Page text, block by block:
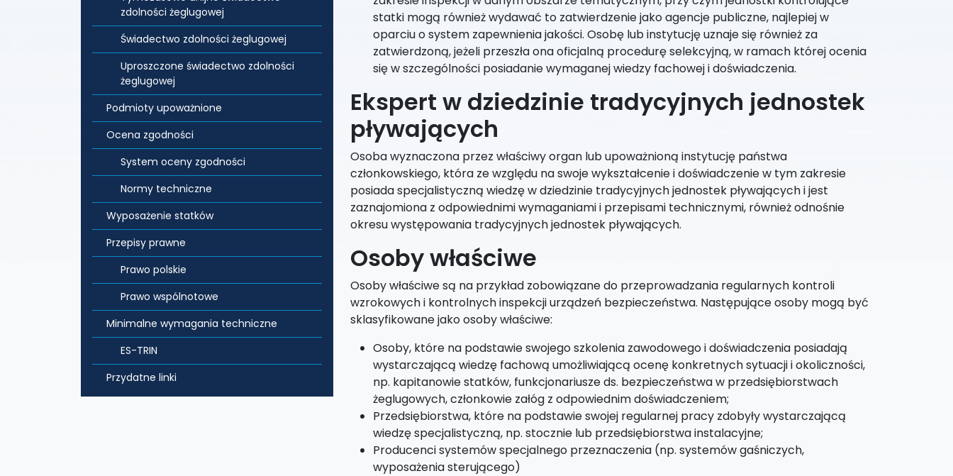
statki mogą również wydawać to zatwierdzenie jako agencje publiczne, najlepiej w
oparciu o system zapewnienia jakości. Osobę lub instytucję uznaje się również za
zatwierdzoną, jeżeli przeszła ona oficjalną procedurę selekcyjną, w ramach której ocenia
się w szczególności posiadanie wymaganej wiedzy fachowej i doświadczenia.
Ekspert w dziedzinie tradycyjnych jednostek
pływających
Osoba wyznaczona przez właściwy organ lub upoważnioną instytucję państwa
członkowskiego, która ze względu na swoje wykształcenie i doświadczenie w tym zakresie
posiada specjalistyczną wiedzę w dziedzinie tradycyjnych jednostek pływających i jest
zaznajomiona z odpowiednimi wymaganiami i przepisami technicznymi, również odnośnie
okresu występowania tradycyjnych jednostek pływających.
Osoby właściwe
Osoby właściwe są na przykład zobowiązane do przeprowadzania regularnych kontroli
wzrokowych i kontrolnych inspekcji urządzeń bezpieczeństwa. Następujące osoby mogą być
sklasyfikowane jako osoby właściwe:
Osoby, które na podstawie swojego szkolenia zawodowego i doświadczenia posiadają
wystarczającą wiedzę fachową umożliwiającą ocenę konkretnych sytuacji i okoliczności,
np. kapitanowie statków, funkcjonariusze ds. bezpieczeństwa w przedsiębiorstwach
żeglugowych, członkowie załóg z odpowiednim doświadczeniem;
Przedsiębiorstwa, które na podstawie swojej regularnej pracy zdobyły wystarczającą
wiedzę specjalistyczną, np. stocznie lub przedsiębiorstwa instalacyjne;
Producenci systemów specjalnego przeznaczenia (np. systemów gaśniczych,
wyposażenia sterującego)
zdolności żeglugowej
Świadectwo zdolności żeglugowej
Uproszczone świadectwo zdolności
żeglugowej
Podmioty upoważnione
Ocena zgodności
System oceny zgodności
Normy techniczne
Wyposażenie statków
Przepisy prawne
Prawo polskie
Prawo wspólnotowe
Minimalne wymagania techniczne
ES-TRIN
Przydatne linki